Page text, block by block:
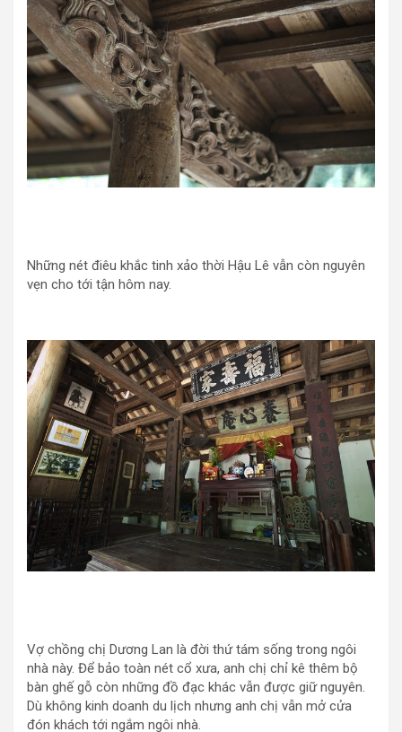
Những nét điêu khắc tinh xảo thời Hậu Lê vẫn còn nguyên
vẹn cho tới tận hôm nay.
Vợ chồng chị Dương Lan là đời thứ tám sống trong ngôi
nhà này. Để bảo toàn nét cổ xưa, anh chị chỉ kê thêm bộ
bàn ghế gỗ còn những đồ đạc khác vẫn được giữ nguyên.
Dù không kinh doanh du lịch nhưng anh chị vẫn mở cửa
đón khách tới ngắm ngôi nhà.